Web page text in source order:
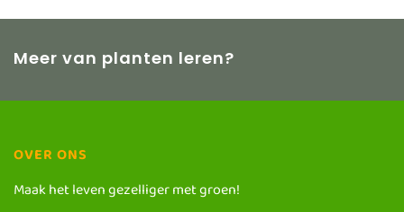
Meer van planten leren?
OVER ONS
Maak het leven gezelliger met groen!